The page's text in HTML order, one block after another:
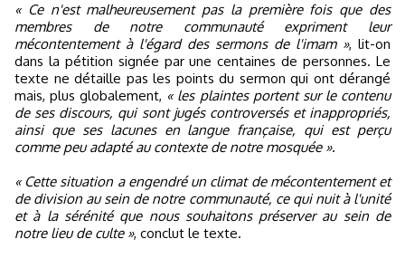
« Ce n'est malheureusement pas la première fois que des
membres de notre communauté expriment leur
mécontentement à l'égard des sermons de l'imam », lit-on
dans la pétition signée par une centaines de personnes. Le
texte ne détaille pas les points du sermon qui ont dérangé
mais, plus globalement, « les plaintes portent sur le contenu
de ses discours, qui sont jugés controversés et inappropriés,
ainsi que ses lacunes en langue française, qui est perçu
comme peu adapté au contexte de notre mosquée ».
« Cette situation a engendré un climat de mécontentement et
de division au sein de notre communauté, ce qui nuit à l'unité
et à la sérénité que nous souhaitons préserver au sein de
notre lieu de culte », conclut le texte.